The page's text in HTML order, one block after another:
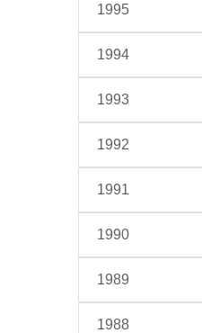
1995
1994
1993
1992
1991
1990
1989
1988